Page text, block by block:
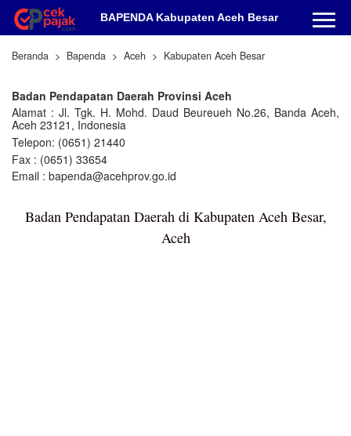
BAPENDA Kabupaten Aceh Besar
Beranda Bapenda Aceh Kabupaten Aceh Besar
Badan Pendapatan Daerah Provinsi Aceh
Alamat : Jl. Tgk. H. Mohd. Daud Beureueh No.26, Banda Aceh,
Aceh 23121, Indonesia
Telepon: (0651) 21440
Fax : (0651) 33654
Email : bapenda@acehprov.go.id
Badan Pendapatan Daerah di Kabupaten Aceh Besar,
Aceh